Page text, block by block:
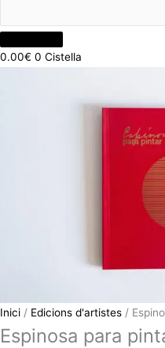
0.00€ 0 Cistella
Inici / Edicions d'artistes /
Espinosa para